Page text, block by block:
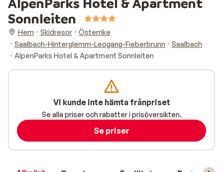
Sonnleiten
Hem Skidresor
Österrike
Saalbach-Hinterglemm-Leogang-Fieberbrunn
Saalbach
AlpenParks Hotel & Apartment Sonnleiten
Vi kunde inte hämta frånpriset
Se alla priser och rabatter i prisöversikten.
Se priser